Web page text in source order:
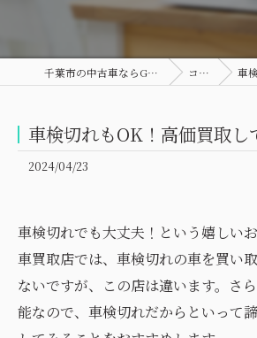
千葉市の中古車ならGarage CIMA コラム 車検
車検切れもOK！高価買取し
2024/04/23
車検切れでも大丈夫！という嬉しい
車買取店では、車検切れの車を買い
ないですが、この店は違います。さ
能なので、車検切れだからといって